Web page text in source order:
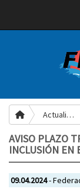
Actualidad
AVISO PLAZO
INCLUSIÓN EN
09.04.2024-